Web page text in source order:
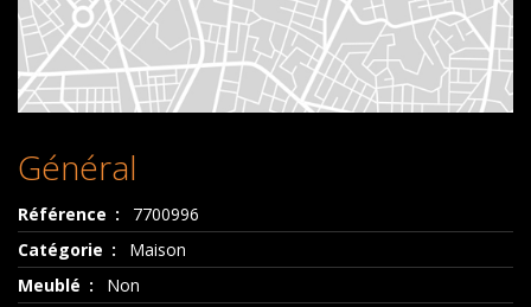
Général
Référence
7700996
Catégorie
Maison
Meublé
Non